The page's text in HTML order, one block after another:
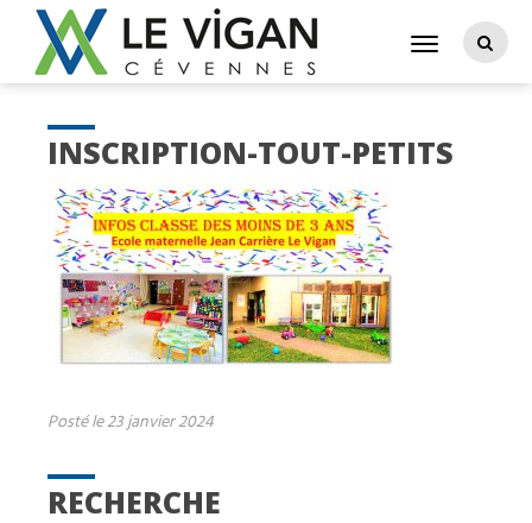
RECHERCHE
INSCRIPTION-TOUT-PETITS
Posté le 23 janvier 2024